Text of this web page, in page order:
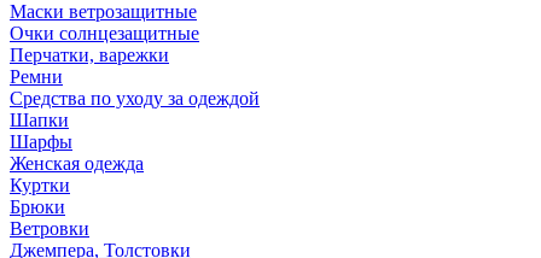
Маски ветрозащитные
Очки солнцезащитные
Перчатки, варежки
Ремни
Средства по уходу за одеждой
Шапки
Шарфы
Женская одежда
Куртки
Брюки
Ветровки
Джемпера, Толстовки